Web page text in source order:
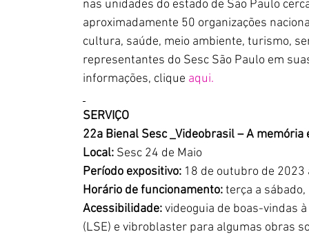
nas unidades do estado de São Paulo
aproximadamente 50 organizações
cultura, saúde, meio ambiente, turismo,
representantes do Sesc São Paulo em
informações, clique aqui.
SERVIÇO
22a Bienal Sesc _Videobrasil – A memória
Local: Sesc 24 de Maio
Período expositivo: 18 de outubro de
Horário de funcionamento: terça a
Acessibilidade: videoguia de boas-vindas
(LSE) e vibroblaster para algumas obras